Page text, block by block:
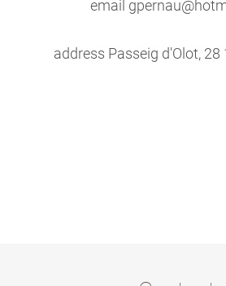
email
address Passeig d'Olot, 28